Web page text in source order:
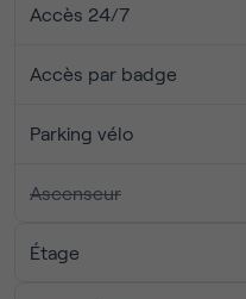
votre ordinateur et à
Accès 24/7
Accès par badge
Parking vélo
Ascenseur
Étage